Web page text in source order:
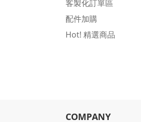
客製化訂單區
配件加購
Hot! 精選商品
COMPANY